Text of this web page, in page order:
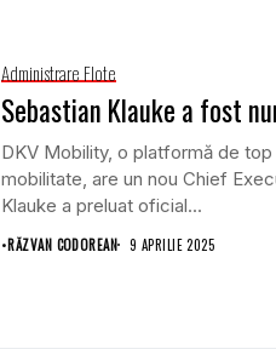
Administrare Flote
Sebastian Klauke a fost
DKV Mobility, o platformă de
mobilitate, are un nou Chief
Klauke a preluat oficial...
•RĂZVAN CODOREAN 9 APRILIE 2025